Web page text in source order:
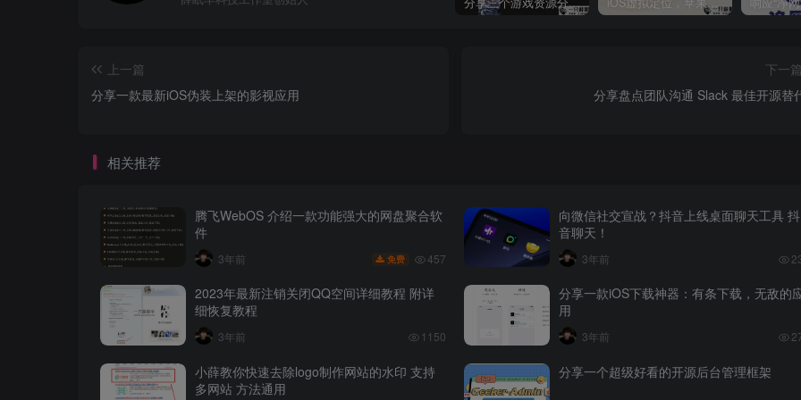
上一篇
分享一款最新iOS伪装上架的影视应用
下一篇
分享盘点团队沟通 Slack 最佳开源替
相关推荐
腾飞WebOS 介绍一款功能强大的网盘聚合软
件
3年前 免费 457
向微信社交宣战？抖音上线桌面聊天工具 抖
音聊天！
3年前
2023年最新注销关闭QQ空间详细教程 附详
细恢复教程
3年前 1150
分享一款iOS下载神器：有条下载，无敌的
用
3年前
小薛教你快速去除logo制作网站的水印 支持
多网站 方法通用
分享一个超级好看的开源后台管理框架